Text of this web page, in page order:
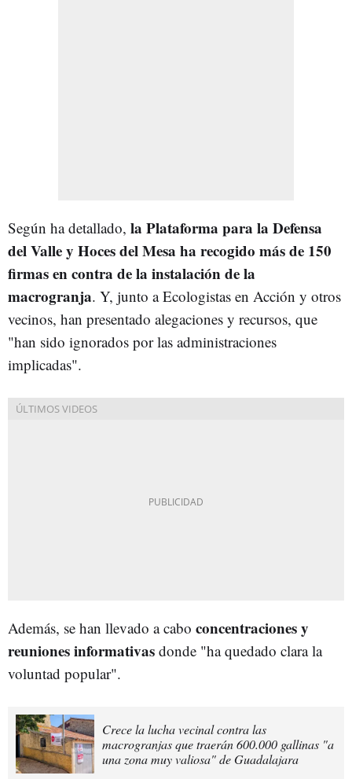
Según ha detallado, la Plataforma para la Defensa
del Valle y Hoces del Mesa ha recogido más de 150
firmas en contra de la instalación de la
macrogranja. Y, junto a Ecologistas en Acción y otros
vecinos, han presentado alegaciones y recursos, que
"han sido ignorados por las administraciones
implicadas".
Además, se han llevado a cabo concentraciones y
reuniones informativas donde "ha quedado clara la
voluntad popular".
Crece la lucha vecinal contra las
macrogranjas que traerán 600.000 gallinas "a
una zona muy valiosa" de Guadalajara